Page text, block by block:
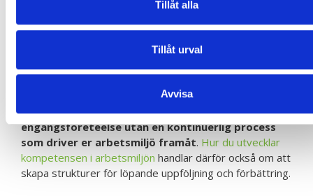
Tillåt alla
Tillåt urval
Avvisa
Steg 5: Utvärdera effektiviteten
av implementerade åtgärder
avgörande att systematiskt utvärdera vilka effekter era
insatser haft.Utvärderingen är inte en
engångsföreteelse utan en kontinuerlig process
som driver er arbetsmiljö framåt. Hur du utvecklar
kompetensen i arbetsmiljön handlar därför också om att
skapa strukturer för löpande uppföljning och förbättring.